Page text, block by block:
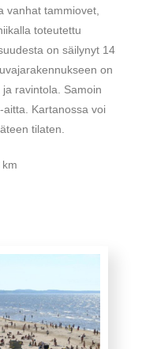
vanhat tammiovet,
toteutettu
on säilynyt 14
on
ravintola. Samoin
Kartanossa voi
tilaten.